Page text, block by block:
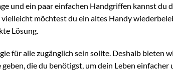
und ein paar einfachen Handgriffen kannst du
möchtest du ein altes Handy
Lösung.
für alle zugänglich sein sollte. Deshalb bieten
die du benötigst, um dein Leben